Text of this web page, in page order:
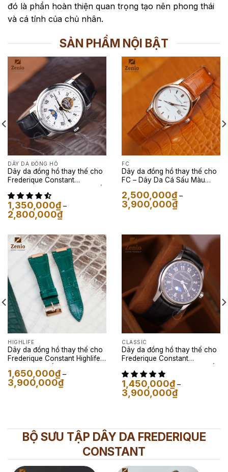
đó là phần hoàn thiện quan trọng tạo nên phong thái
và cá tính của chủ nhân.
SẢN PHẨM NỘI BẬT
DÂY DA ĐỒNG HỒ
Dây da đồng hồ thay thế cho
Frederique Constant
màu đen
1,350,000₫ –
2,800,000₫Khoảng
giá:
1,350,000₫
đến
2,800,000₫
FC
Dây da đồng hồ thay thế cho
FC – Dây Da Cá Sấu Màu
2,500,000₫ –
3,900,000₫Khoảng
giá:
3,900,000₫
HIGHLIFE
Dây da đồng hồ thay thế cho
Frederique Constant Highlife –
1,650,000₫ –
3,900,000₫Khoảng
giá:
CLASSIC
Dây da đồng hồ thay thế cho
Frederique Constant
Màu Đen
1,450,000₫ –
3,900,000₫Khoảng
giá:
BỘ SƯU TẬP DÂY DA FREDERIQUE
CONSTANT